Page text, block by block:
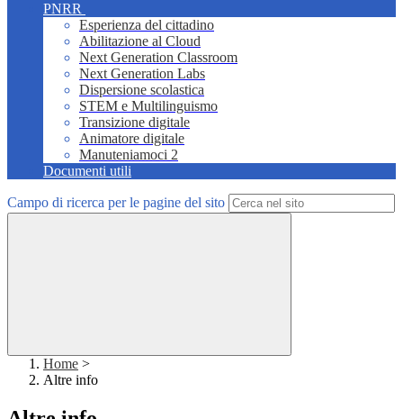
PNRR
Esperienza del cittadino
Abilitazione al Cloud
Next Generation Classroom
Next Generation Labs
Dispersione scolastica
STEM e Multilinguismo
Transizione digitale
Animatore digitale
Manuteniamoci 2
Documenti utili
Campo di ricerca per le pagine del sito
Home >
Altre info